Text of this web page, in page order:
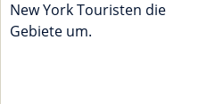
New York Touristen die
Gebiete um.